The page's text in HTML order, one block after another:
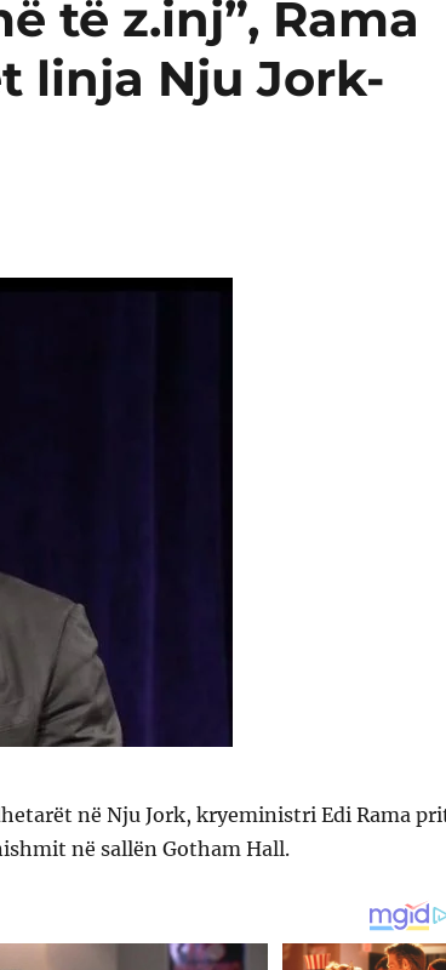
të z.inj”, Rama
linja Nju Jork-
në Nju Jork, kryeministri Edi Rama
në sallën Gotham Hall.